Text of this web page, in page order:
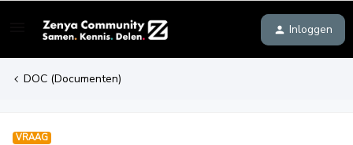
Inloggen
DOC (Documenten)
VRAAG